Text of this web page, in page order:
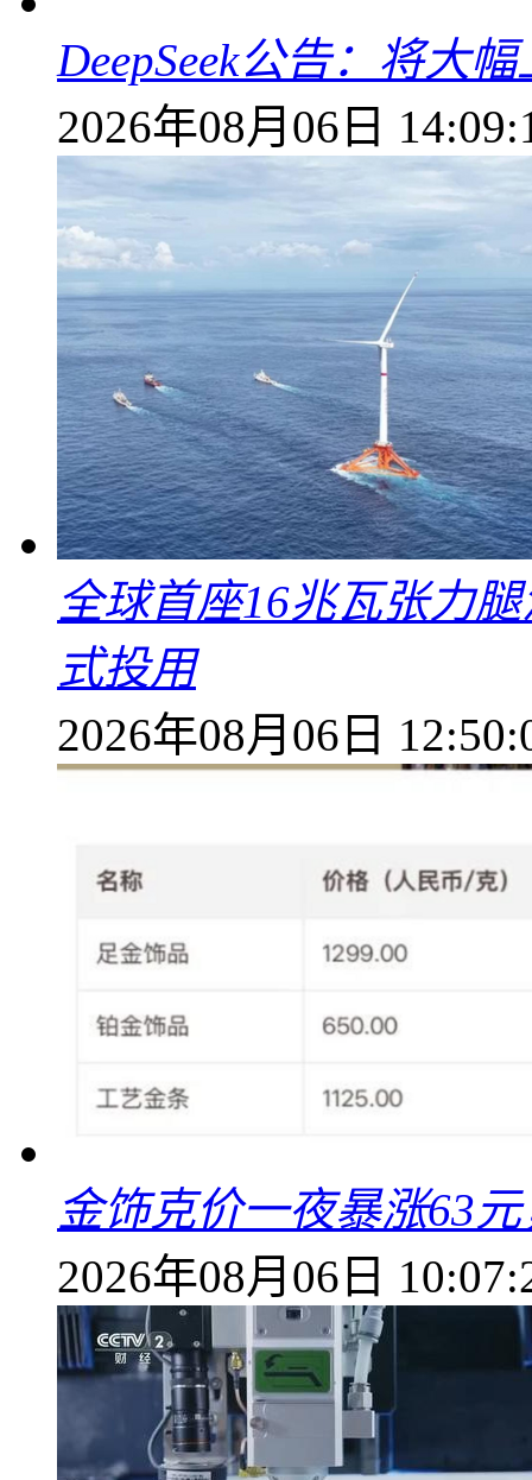
DeepSeek公告：将大
2026年08月06日
全球首座16兆瓦张力
式投用
2026年08月06日
金饰克价一夜暴涨63
2026年08月06日